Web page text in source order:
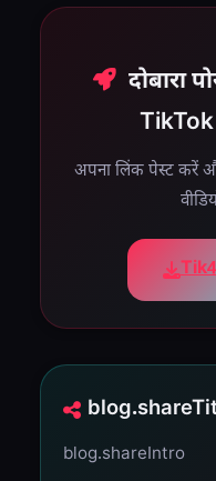
दोबारा
TikTok
अपना लिंक पेस्ट करें
blog.shareIntro